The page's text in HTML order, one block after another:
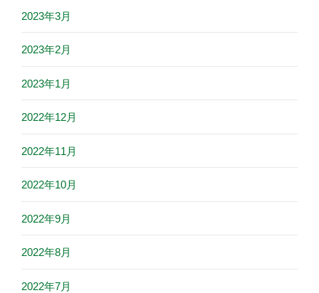
2023年3月
2023年2月
2023年1月
2022年12月
2022年11月
2022年10月
2022年9月
2022年8月
2022年7月